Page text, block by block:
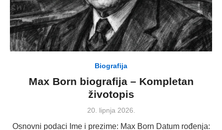
Biografija
Max Born biografija – Kompletan
životopis
Posted
20. lipnja 2026.
Osnovni podaci Ime i prezime: Max Born Datum rođenja: